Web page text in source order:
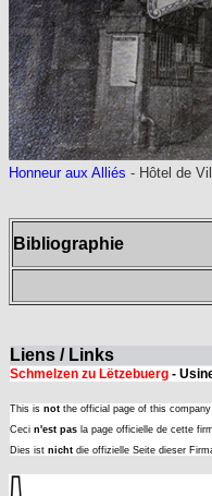
Honneur aux Alliés - Hôtel de
Bibliographie
Liens / Links
Schmelzen zu Lëtzebuerg -
This is not the official page of this
Ceci n'est pas la page officielle de cette
Dies ist nicht die offizielle Seite dieser